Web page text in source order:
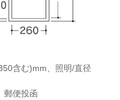
含む)mm、照明/直径
郵便投函